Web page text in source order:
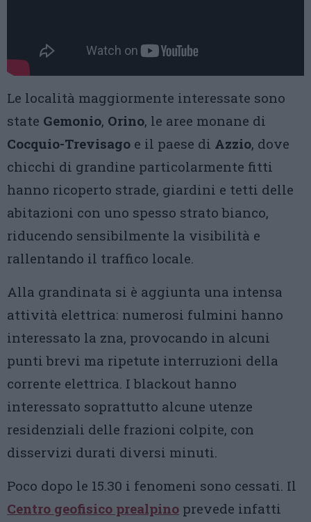
Le località maggiormente interessate sono
state Gemonio, Orino, le aree monane di
Cocquio-Trevisago e il paese di Azzio, dove
chicchi di grandine particolarmente fitti
hanno ricoperto strade, giardini e tetti delle
abitazioni con uno spesso strato bianco,
riducendo sensibilmente la visibilità e
rallentando il traffico locale.
Alla grandinata si è aggiunta una intensa
attività elettrica: numerosi fulmini hanno
interessato la zna, provocando in alcuni
punti brevi ma ripetute interruzioni della
corrente elettrica. I blackout hanno
interessato soprattutto alcune utenze
residenziali delle frazioni colpite, con
disservizi durati diversi minuti.
Poco dopo le 15.30 i fenomeni sono cessati. Il
Centro geofisico prealpino prevede infatti